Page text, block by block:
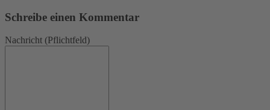
Schreibe einen Kommentar
Nachricht (Pflichtfeld)